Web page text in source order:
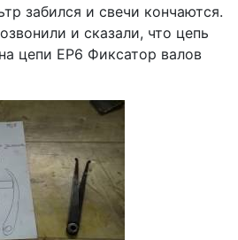
забился и свечи кончаются.
и сказали, что цепь
цепи ЕР6 Фиксатор валов